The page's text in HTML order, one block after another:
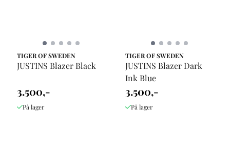
TIGER OF SWEDEN
JUSTINS Blazer Black
3.500,-
På lager
TIGER OF SWEDEN
JUSTINS Blazer Dark
Ink Blue
3.500,-
På lager